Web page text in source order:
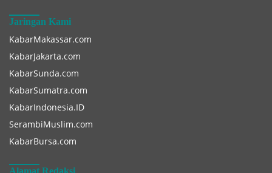
Jaringan Kami
KabarMakassar.com
KabarJakarta.com
KabarSunda.com
KabarSumatra.com
KabarIndonesia.ID
SerambiMuslim.com
KabarBursa.com